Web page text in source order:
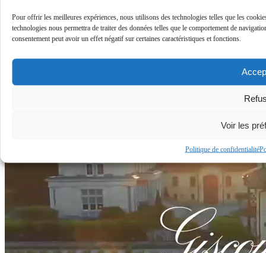
Pour offrir les meilleures expériences, nous utilisons des technologies telles que les
technologies nous permettra de traiter des données telles que le comportement de
consentement peut avoir un effet négatif sur certaines caractéristiques et fonctions.
Voir les
Politique de confidentialité
pour accompagner concrètement le développement de chaque
entreprise adhérente.